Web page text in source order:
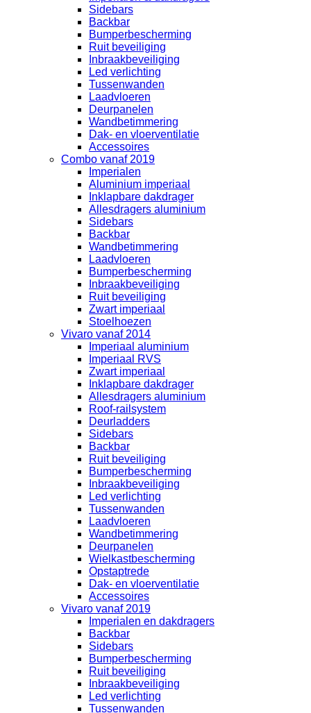
Sidebars
Backbar
Bumperbescherming
Ruit beveiliging
Inbraakbeveiliging
Led verlichting
Tussenwanden
Laadvloeren
Deurpanelen
Wandbetimmering
Dak- en vloerventilatie
Accessoires
Combo vanaf 2019
Imperialen
Aluminium imperiaal
Inklapbare dakdrager
Allesdragers aluminium
Sidebars
Backbar
Wandbetimmering
Laadvloeren
Bumperbescherming
Inbraakbeveiliging
Ruit beveiliging
Zwart imperiaal
Stoelhoezen
Vivaro vanaf 2014
Imperiaal aluminium
Imperiaal RVS
Zwart imperiaal
Inklapbare dakdrager
Allesdragers aluminium
Roof-railsystem
Deurladders
Sidebars
Backbar
Ruit beveiliging
Bumperbescherming
Inbraakbeveiliging
Led verlichting
Tussenwanden
Laadvloeren
Wandbetimmering
Deurpanelen
Wielkastbescherming
Opstaptrede
Dak- en vloerventilatie
Accessoires
Vivaro vanaf 2019
Imperialen en dakdragers
Backbar
Sidebars
Bumperbescherming
Ruit beveiliging
Inbraakbeveiliging
Led verlichting
Tussenwanden